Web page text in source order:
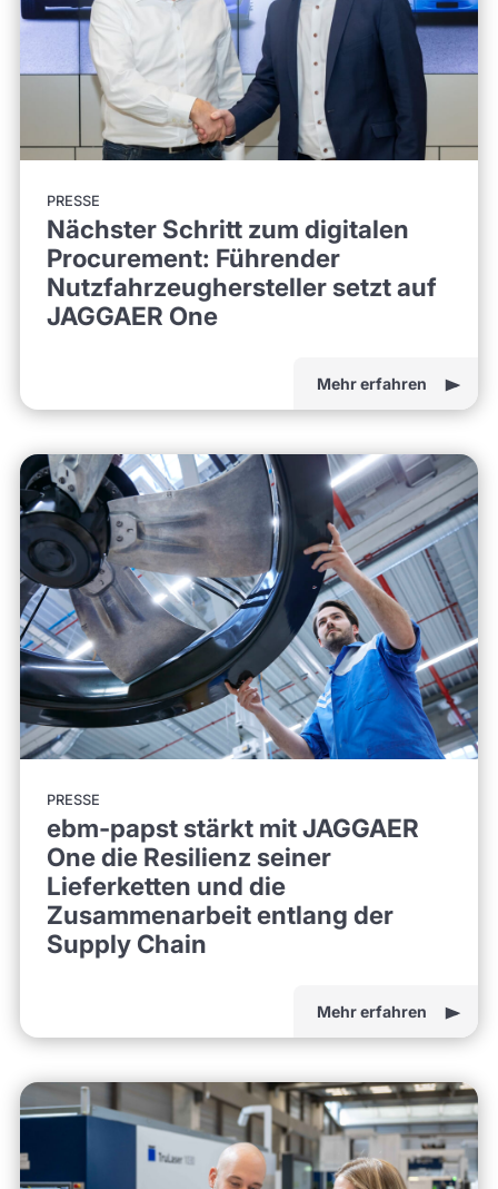
PRESSE
Nächster Schritt zum digitalen
Procurement: Führender
Nutzfahrzeughersteller setzt auf
JAGGAER One
Mehr erfahren
PRESSE
ebm-papst stärkt mit JAGGAER
One die Resilienz seiner
Lieferketten und die
Zusammenarbeit entlang der
Supply Chain
Mehr erfahren